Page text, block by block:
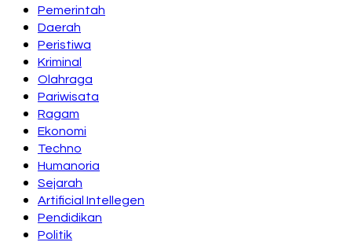
Pemerintah
Daerah
Peristiwa
Kriminal
Olahraga
Pariwisata
Ragam
Ekonomi
Techno
Humanoria
Sejarah
Artificial Intellegen
Pendidikan
Politik